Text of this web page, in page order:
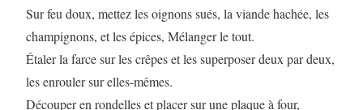
Sur feu doux, mettez les oignons sués, la viande hachée, les
champignons, et les épices, Mélanger le tout.
Étaler la farce sur les crêpes et les superposer deux par deux,
les enrouler sur elles-mêmes.
Découper en rondelles et placer sur une plaque à four,